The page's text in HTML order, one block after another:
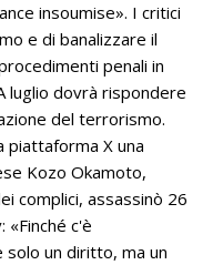
insoumise». I critici
e di banalizzare il
penali in
luglio dovrà rispondere
del terrorismo.
piattaforma X una
Kozo Okamoto,
complici, assassinò 26
c'è
un diritto, ma un